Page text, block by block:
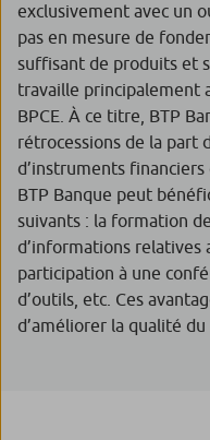
exclusivement avec un
pas en mesure de
suffisant de produits et
travaille principalement
BPCE. À ce titre, BTP
rétrocessions de la part
d’instruments
BTP Banque peut
suivants : la formation
d’informations relatives
participation à une
d’outils, etc. Ces
d’améliorer la qualité